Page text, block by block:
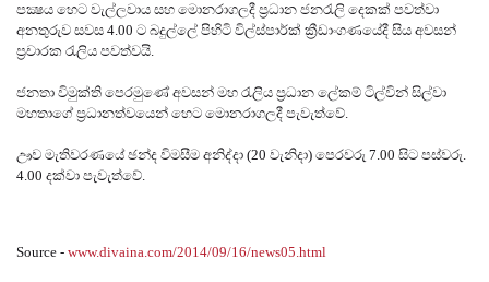
පක්‍ෂය හෙට වැල්ලවාය සහ මොනරාගලදී ප්‍රධාන ජනරැලි දෙකක්‌ පවත්වා
අනතුරුව සවස 4.00 ට බදුල්ලේ පිහිටි විල්ස්‌පාර්ක්‌ ක්‍රීඩාංගණයේදී සිය අවසන්
ප්‍රචාරක රැලිය පවත්වයි.
ජනතා විමුක්‌ති පෙරමුණේ අවසන් මහ රැලිය ප්‍රධාන ලේකම් ටිල්වින් සිල්වා
මහතාගේ ප්‍රධානත්වයෙන් හෙට මොනරාගලදී පැවැත්වේ.
ඌව මැතිවරණයේ ඡන්ද විමසීම අනිද්දා (20 වැනිදා) පෙරවරු 7.00 සිට පස්‌වරු.
4.00 දක්‌වා පැවැත්වේ.
Source - www.divaina.com/2014/09/16/news05.html